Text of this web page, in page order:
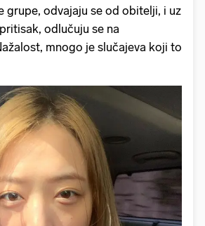
grupe, odvajaju se od obitelji, i uz
odlučuju se na
mnogo je slučajeva koji to